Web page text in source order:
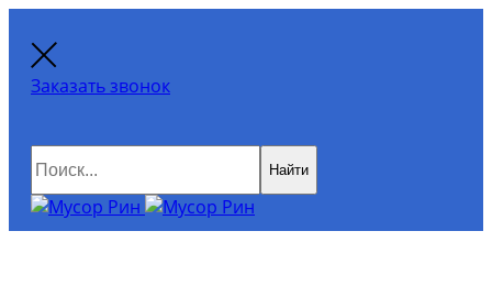
Заказать звонок
Найти